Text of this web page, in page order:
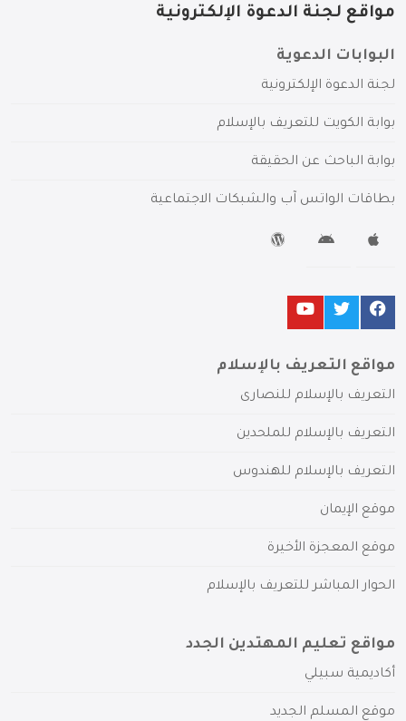
مواقع لجنة الدعوة الإلكترونية
البوابات الدعوية
لجنة الدعوة الإلكترونية
بوابة الكويت للتعريف بالإسلام
بوابة الباحث عن الحقيقة
بطاقات الواتس آب والشبكات الاجتماعية
مواقع التعريف بالإسلام
التعريف بالإسلام للنصارى
التعريف بالإسلام للملحدين
التعريف بالإسلام للهندوس
موقع الإيمان
موقع المعجزة الأخيرة
الحوار المباشر للتعريف بالإسلام
مواقع تعليم المهتدين الجدد
أكاديمية سبيلي
موقع المسلم الجديد